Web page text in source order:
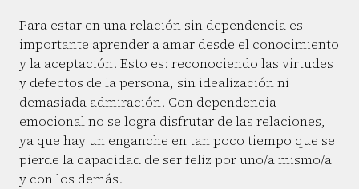
Para estar en una relación sin dependencia es
importante aprender a amar desde el conocimiento
y la aceptación. Esto es: reconociendo las virtudes
y defectos de la persona, sin idealización ni
demasiada admiración. Con dependencia
emocional no se logra disfrutar de las relaciones,
ya que hay un enganche en tan poco tiempo que se
pierde la capacidad de ser feliz por uno/a mismo/a
y con los demás.